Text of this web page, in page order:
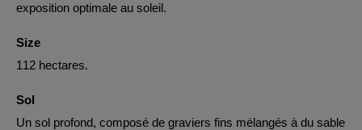
exposition optimale au soleil.
Size
112 hectares.
Sol
Un sol profond, composé de graviers fins mélangés à du sable